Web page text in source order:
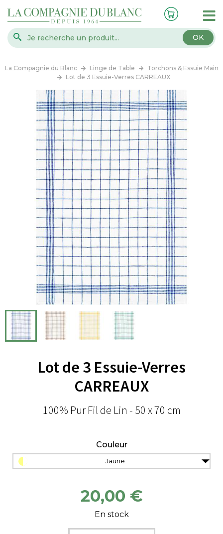
OK
La Compagnie du Blanc Linge de Table
Torchons & Essuie Main
Lot de 3 Essuie-Verres CARREAUX
Lot de 3 Essuie-Verres
CARREAUX
100% Pur Fil de Lin - 50 x 70 cm
Couleur
Jaune
20,00 €
En stock